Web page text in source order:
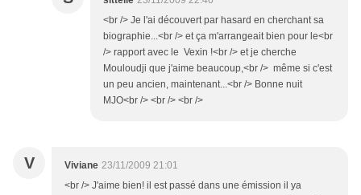
<br /> Je l'ai découvert par hasard en cherchant sa
biographie...<br /> et ça m'arrangeait bien pour le<br
/> rapport avec le Vexin !<br /> et je cherche
Mouloudji que j'aime beaucoup,<br /> même si c'est
un peu ancien, maintenant...<br /> Bonne nuit
MJO<br /> <br /> <br />
V Viviane 23/11/2009 21:01
<br /> J'aime bien! il est passé dans une émission il ya